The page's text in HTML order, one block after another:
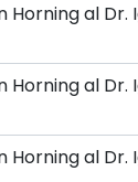
Horning al Dr.
Horning al Dr.
Horning al Dr.